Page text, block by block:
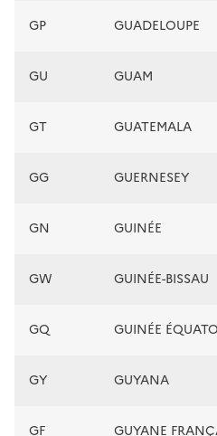
GP GUADELOUPE
GU GUAM
GT GUATEMALA
GG GUERNESEY
GN GUINÉE
GW GUINÉE-BISSAU
GQ GUINÉE
GY GUYANA
GF GUYANE